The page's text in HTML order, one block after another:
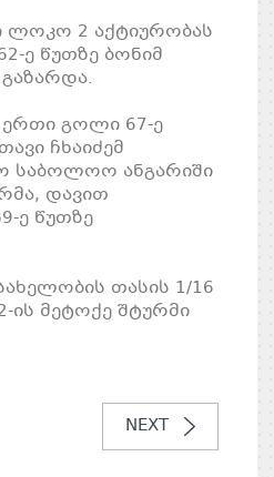
ლოკო 2 აქტიურობას
ე წუთზე ბონიმ
გოლი 67-ე
ჩხაიძემ
საბოლოო ანგარიში
დავით
ე წუთზე
თასის 1/16
მეტოქე შტურმი
NEXT